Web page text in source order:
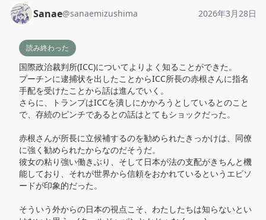
Sanae@sanaemizushima 2026年3月28日
読み終わった
国際政治裁判所(ICC)についてよりよく知ることができた。
プーチンに逮捕状を出したことからICC所長の赤根さんに指名
手配を受けたことから話は進んでいく。
さらに、トランプはICCを潰しにかかろうとしているとのこと
で、存続のピンチであるとの話はとてもショックだった。
赤根さんが所長に立候補するのを勧められたきっかけは、同僚
に強く勧められたからなのだそうだ。
彼女の粘り強い働きぶり、そして日本が法の支配がきちんと機
能しており、それが世界から信頼をおかれているというエピソ
ードが印象的だった。
そういう外からの日本の視点こそ、わたしたちは知らないとい